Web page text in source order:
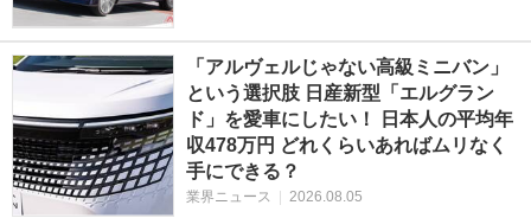
「アルヴェルじゃない高級ミニバン」
という選択肢 日産新型「エルグラン
ド」を愛車にしたい！ 日本人の平均年
収478万円 どれくらいあればムリなく
手にできる？
業界ニュース | 2026.08.05